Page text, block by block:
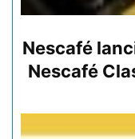
Nescafé
Nescafé